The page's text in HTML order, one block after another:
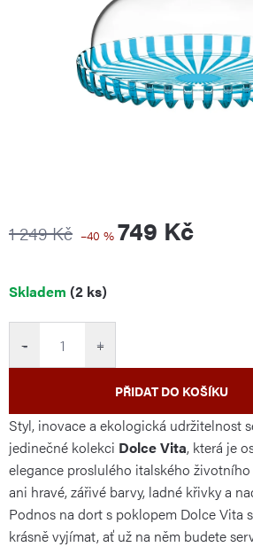
1 249 Kč –40 % 749 Kč
Měrná
Skladem (2 ks)
+
−
PŘIDAT DO KOŠÍKU
Styl, inovace a ekologická udržitelnost
jedinečné kolekci Dolce Vita, která je
elegance proslulého italského
ani hravé, zářivé barvy, ladné křivky a
Podnos na dort s poklopem Dolce Vita
krásně vyjímat, ať už na něm budete